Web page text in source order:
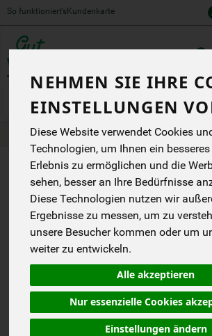
NEHMEN SIE IHRE
EINSTELLUNGEN
Diese Website verwendet Cookies
Technologien, um Ihnen ein
Erlebnis zu ermöglichen und die
sehen, besser an Ihre Bedürfnisse
Diese Technologien nutzen wir
Ergebnisse zu messen, um zu
unsere Besucher kommen oder um
weiter zu entwickeln.
Alle akzeptieren
Nur essenzielle Cookies
Einstellungen ändern
So funktioniert’s Kundenkarte
Obst
Produkte Obst Zitrusfrüchte
PRODUKT
"ORANGEN
BITTERORANGEN"
NICHT
VERFÜGBAR.
Das von Dir gesuchte Produkt ist
leider zur Zeit nicht verfügbar.